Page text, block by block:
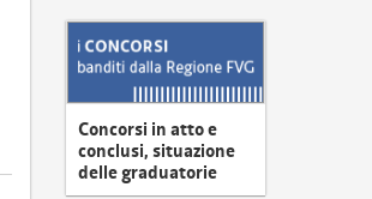
Concorsi in atto e
conclusi, situazione
delle graduatorie